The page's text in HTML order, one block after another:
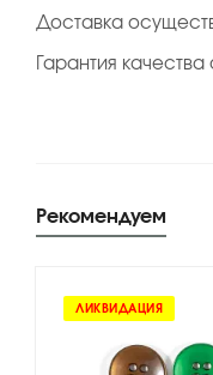
Доставка
Гарантия
Рекомендуем
ЛИКВИДАЦИЯ